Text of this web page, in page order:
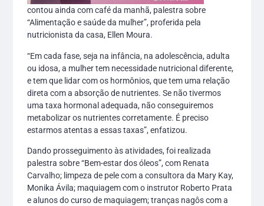
contou ainda com café da manhã, palestra sobre
“Alimentação e saúde da mulher”, proferida pela
nutricionista da casa, Ellen Moura.
“Em cada fase, seja na infância, na adolescência, adulta
ou idosa, a mulher tem necessidade nutricional diferente,
e tem que lidar com os hormônios, que tem uma relação
direta com a absorção de nutrientes. Se não tivermos
uma taxa hormonal adequada, não conseguiremos
metabolizar os nutrientes corretamente. É preciso
estarmos atentas a essas taxas”, enfatizou.
Dando prosseguimento às atividades, foi realizada
palestra sobre “Bem-estar dos óleos”, com Renata
Carvalho; limpeza de pele com a consultora da Mary Kay,
Monika Ávila; maquiagem com o instrutor Roberto Prata
e alunos do curso de maquiagem; tranças nagôs com a